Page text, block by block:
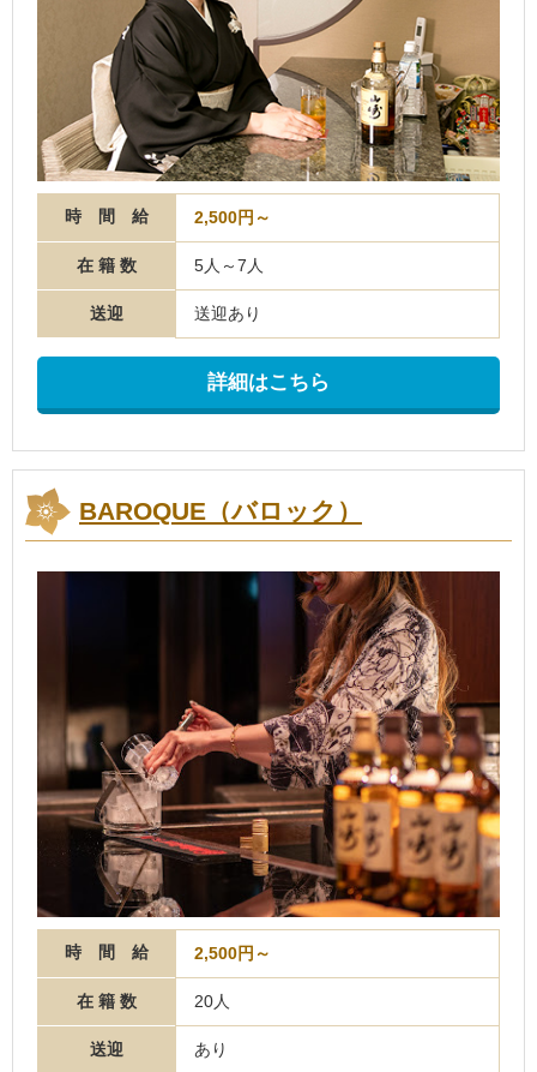
時 間 給 2,500円～
在 籍 数 5人～7人
送迎 送迎あり
詳細はこちら
BAROQUE（バロック）
時 間 給 2,500円～
在 籍 数 20人
送迎 あり